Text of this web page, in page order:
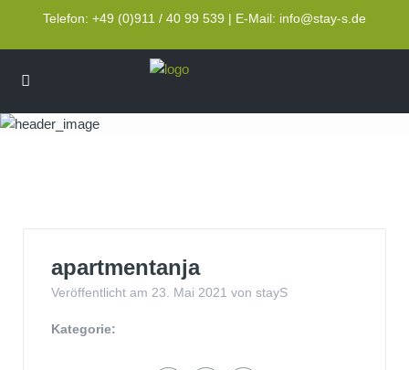
Telefon: +49 (0)911 / 40 99 539 | E-Mail: info@stay-s.de
apartmentanja
Veröffentlicht am 23. Mai 2021 von stayS
Kategorie: